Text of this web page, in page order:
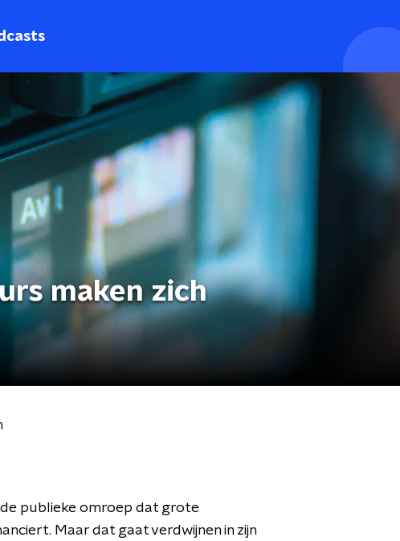
maken zich
publieke omroep dat grote
Maar dat gaat verdwijnen in zijn